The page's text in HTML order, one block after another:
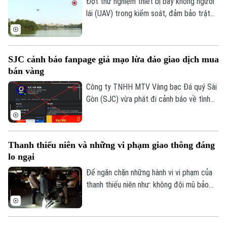
Tư vấn sức khỏe
Quần vợt
Golf
Tin tức
Điện ảnh
Thời trang
Âm nhạc
Đã phát sóng
tiến hành kiểm tra theo quy định.
lái (UAV) trong kiểm soát, đảm bảo trật
không gian tầm thấp, quyết tâm xóa bỏ
tự đô thị.
SJC cảnh báo fanpage giả mạo lừa đảo giao dịch mua
bán vàng
Công ty TNHH MTV Vàng bạc Đá quý Sài
Gòn (SJC) vừa phát đi cảnh báo về tình
nhân nhằm lừa đảo khách hàng.
Thanh thiếu niên và những vi phạm giao thông đáng
lo ngại
Để ngăn chặn những hành vi vi phạm của
thanh thiếu niên như: không đội mũ bảo